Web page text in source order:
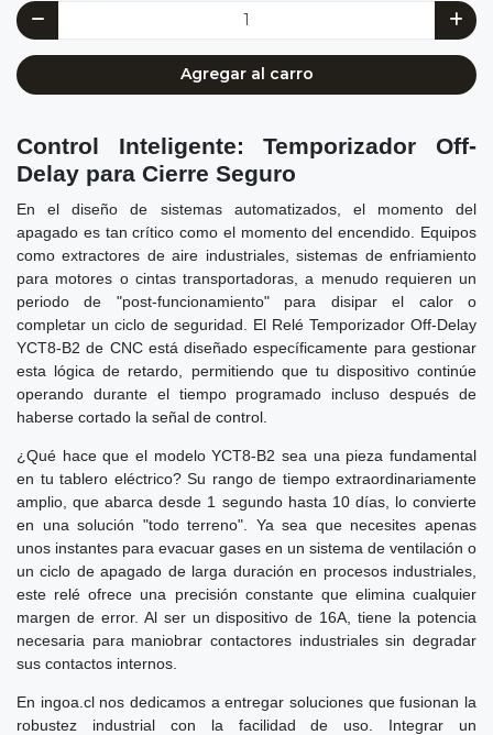
Agregar al carro
Control Inteligente: Temporizador Off-
Delay para Cierre Seguro
En el diseño de sistemas automatizados, el momento del
apagado es tan crítico como el momento del encendido. Equipos
como extractores de aire industriales, sistemas de enfriamiento
para motores o cintas transportadoras, a menudo requieren un
periodo de "post-funcionamiento" para disipar el calor o
completar un ciclo de seguridad. El Relé Temporizador Off-Delay
YCT8-B2 de CNC está diseñado específicamente para gestionar
esta lógica de retardo, permitiendo que tu dispositivo continúe
operando durante el tiempo programado incluso después de
haberse cortado la señal de control.
¿Qué hace que el modelo YCT8-B2 sea una pieza fundamental
en tu tablero eléctrico? Su rango de tiempo extraordinariamente
amplio, que abarca desde 1 segundo hasta 10 días, lo convierte
en una solución "todo terreno". Ya sea que necesites apenas
unos instantes para evacuar gases en un sistema de ventilación o
un ciclo de apagado de larga duración en procesos industriales,
este relé ofrece una precisión constante que elimina cualquier
margen de error. Al ser un dispositivo de 16A, tiene la potencia
necesaria para maniobrar contactores industriales sin degradar
sus contactos internos.
En ingoa.cl nos dedicamos a entregar soluciones que fusionan la
robustez industrial con la facilidad de uso. Integrar un